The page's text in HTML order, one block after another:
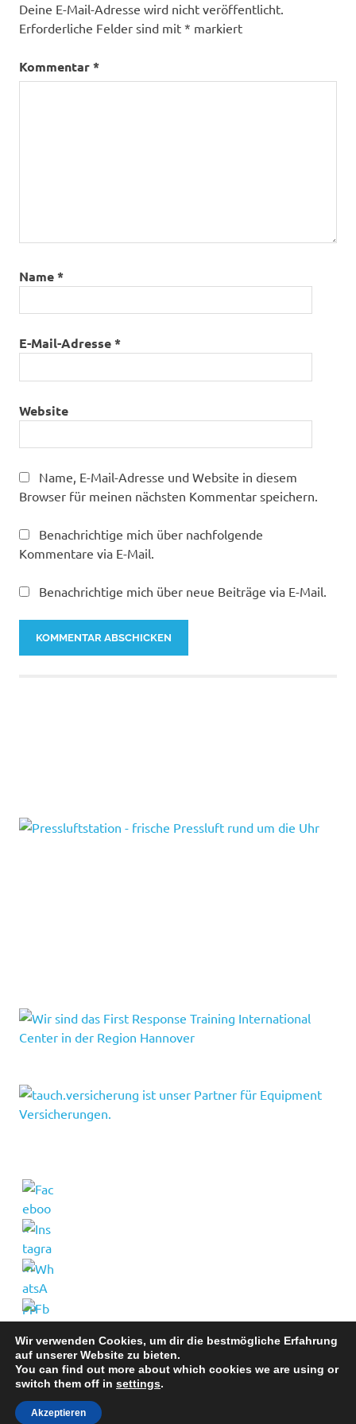
Deine E-Mail-Adresse wird nicht veröffentlicht.
Erforderliche Felder sind mit * markiert
Kommentar*
Name*
E-Mail-Adresse*
Website
Name, E-Mail-Adresse und Website in diesem
Browser für meinen nächsten Kommentar speichern.
Benachrichtige mich über nachfolgende
Kommentare via E-Mail.
Benachrichtige mich über neue Beiträge via E-Mail.
WordPress-Theme: Poseidon von ThemeZee.
Wir verwenden Cookies, um dir die bestmögliche Erfahrung
auf unserer Website zu bieten.
You can find out more about which cookies we are using or
switch them off in settings.
Akzeptieren